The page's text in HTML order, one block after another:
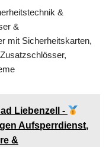
&
&
mit Sicherheitskarten,
Liebenzell -
Aufsperrdienst,
&